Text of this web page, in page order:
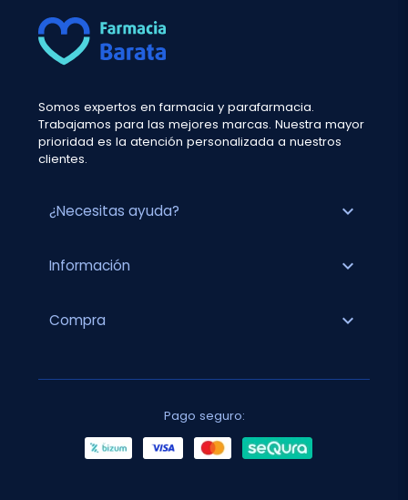
Somos expertos en farmacia y parafarmacia.
Trabajamos para las mejores marcas. Nuestra mayor
prioridad es la atención personalizada a nuestros
clientes.
¿Necesitas ayuda? expand_more
Información expand_more
Compra expand_more
Pago seguro: